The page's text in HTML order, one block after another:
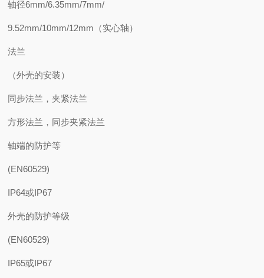
轴径6mm/6.35mm/7mm/
9.52mm/10mm/12mm（实心轴）
法兰
（外壳的安装）
同步法兰，夹紧法兰
方形法兰，同步夹紧法兰
轴端的防护等
(EN60529)
IP64或IP67
外壳的防护等级
(EN60529)
IP65或IP67